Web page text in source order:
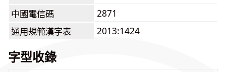
中國電信碼
2871
通用規範漢字表
2013:1424
字型收錄